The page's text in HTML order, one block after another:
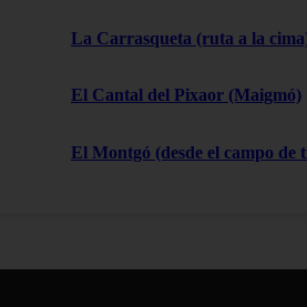
La Carrasqueta (ruta a la
El Cantal del Pixaor (Maigmó)
El Montgó (desde el campo de